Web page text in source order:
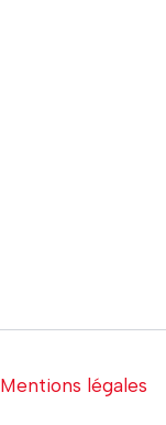
Mentions légales